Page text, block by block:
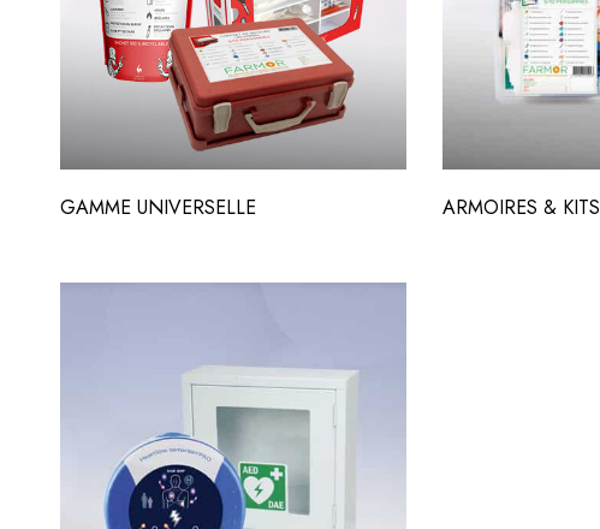
GAMME UNIVERSELLE ARMOIRES & KITS